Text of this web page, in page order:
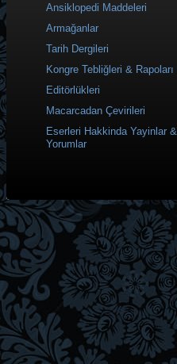
Ansiklopedi Maddeleri
Armağanlar
Tarih Dergileri
Kongre Tebliğleri & Rapoları
Editörlükleri
Macarcadan Çevirileri
Eserleri Hakkinda Yayinlar &
Yorumlar